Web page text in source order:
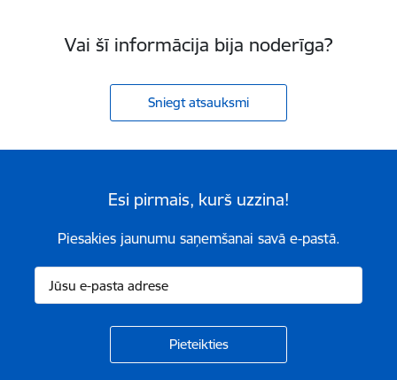
Vai šī informācija bija noderīga?
Sniegt atsauksmi
Esi pirmais, kurš uzzina!
Piesakies jaunumu saņemšanai savā e-pastā.